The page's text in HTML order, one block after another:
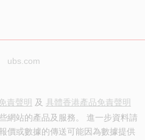
ubs.com
責聲明 及 具體香港產品免責聲明
網站的產品及服務。 進一步資料請
價或數據的傳送可能因為數據提供